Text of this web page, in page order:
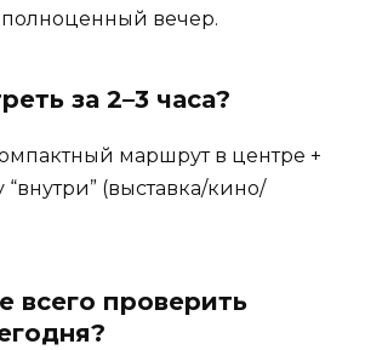
вечер.
за 2–3 часа?
маршрут в центре +
“внутри” (выставка/кино/
всего проверить